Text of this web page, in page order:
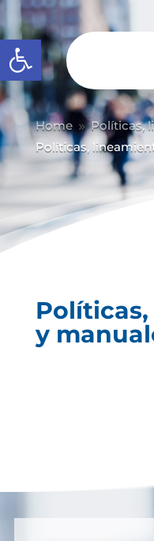
Abrir barra de
Home 9 Políticas,
Políticas,
y